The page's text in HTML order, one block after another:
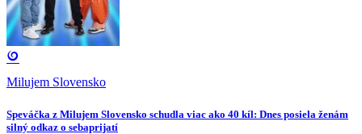
Milujem Slovensko
Speváčka z Milujem Slovensko schudla viac ako 40 kíl: Dnes posiela ženám
silný odkaz o sebaprijatí